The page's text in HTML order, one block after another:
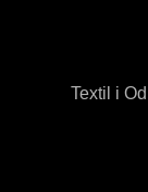
Textil i